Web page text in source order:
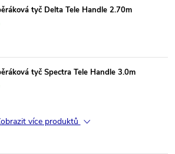
tyč Delta Tele Handle 2.70m
tyč Spectra Tele Handle 3.0m
více produktů